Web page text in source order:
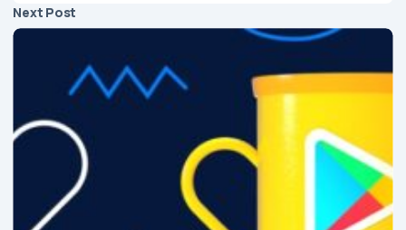
Next Post